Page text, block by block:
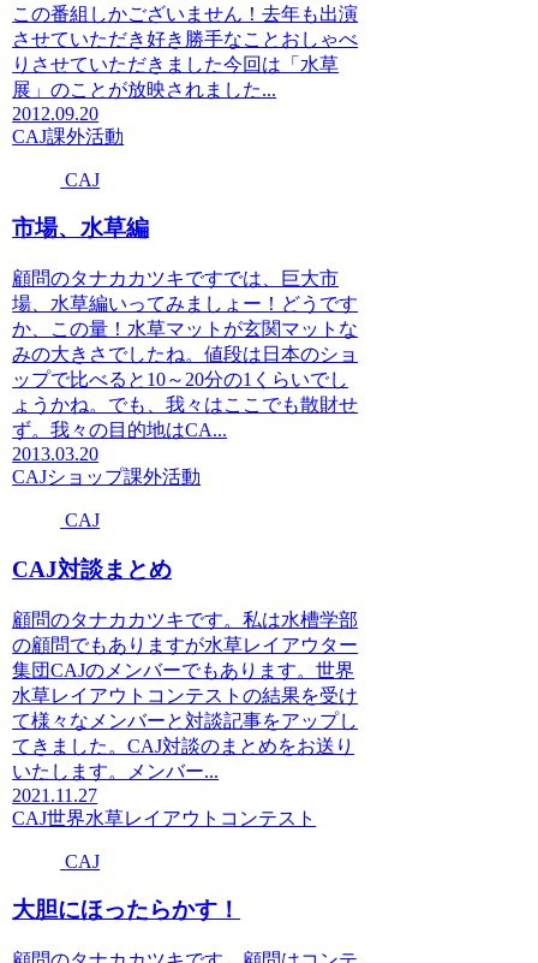
この番組しかございません！去年も出演
させていただき好き勝手なことおしゃべ
りさせていただきました今回は「水草
展」のことが放映されました...
2012.09.20
CAJ課外活動
CAJ
市場、水草編
顧問のタナカカツキですでは、巨大市
場、水草編いってみましょー！どうです
か、この量！水草マットが玄関マットな
みの大きさでしたね。値段は日本のショ
ップで比べると10～20分の1くらいでし
ょうかね。でも、我々はここでも散財せ
ず。我々の目的地はCA...
2013.03.20
CAJショップ課外活動
CAJ
CAJ対談まとめ
顧問のタナカカツキです。私は水槽学部
の顧問でもありますが水草レイアウター
集団CAJのメンバーでもあります。世界
水草レイアウトコンテストの結果を受け
て様々なメンバーと対談記事をアップし
てきました。CAJ対談のまとめをお送り
いたします。メンバー...
2021.11.27
CAJ世界水草レイアウトコンテスト
CAJ
大胆にほったらかす！